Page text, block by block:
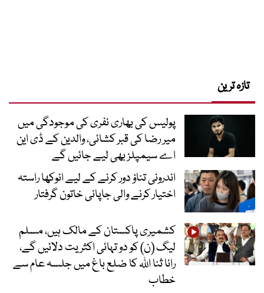
تازہ ترین
پولیس کی بھاری نفری کی موجودگی میں
میر رضا کی قبر کشائی، والدین کے ڈی این
اے سیمپلز بھی لیے جائیں گے
اندرونی تناؤ دور کرنے کے لیے انوکھا راستہ
اختیار کرنے والی جاپانی خاتون گرفتار
کشمیری پاکستان کے مالک ہیں، مسلم
لیگ (ن) کو دو تہائی اکثریت دلائیں گے،
رانا ثنا اللہ کا ضلع باغ میں جلسہ عام سے
خطاب